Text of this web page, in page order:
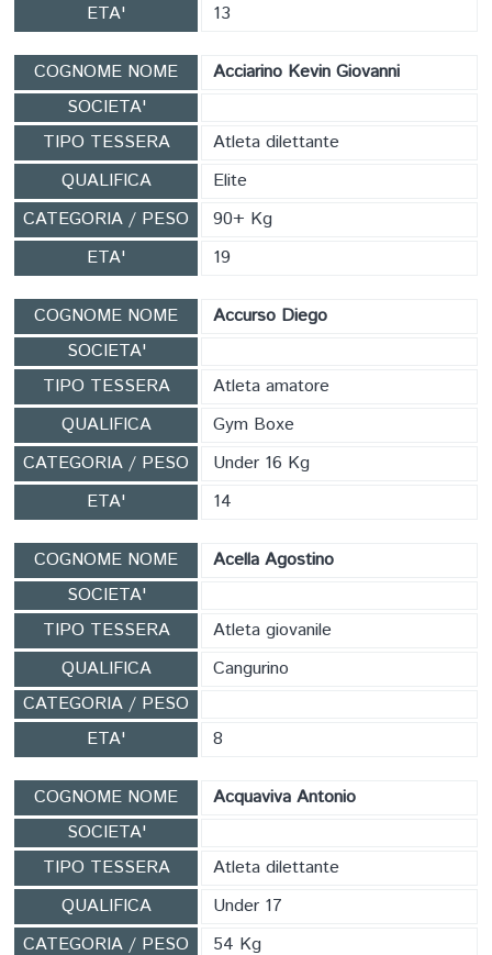
ETA'
13
COGNOME NOME
Acciarino Kevin Giovanni
SOCIETA'
TIPO TESSERA
Atleta dilettante
QUALIFICA
Elite
CATEGORIA / PESO
90+ Kg
ETA'
19
COGNOME NOME
Accurso Diego
SOCIETA'
TIPO TESSERA
Atleta amatore
QUALIFICA
Gym Boxe
CATEGORIA / PESO
Under 16 Kg
ETA'
14
COGNOME NOME
Acella Agostino
SOCIETA'
TIPO TESSERA
Atleta giovanile
QUALIFICA
Cangurino
CATEGORIA / PESO
ETA'
8
COGNOME NOME
Acquaviva Antonio
SOCIETA'
TIPO TESSERA
Atleta dilettante
QUALIFICA
Under 17
CATEGORIA / PESO
54 Kg